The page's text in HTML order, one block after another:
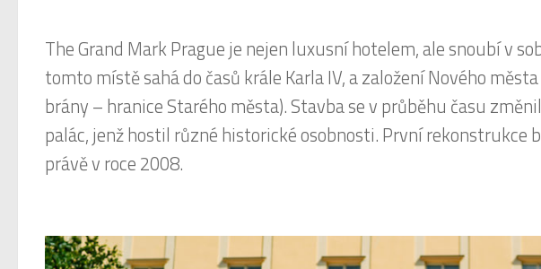
The Grand Mark Prague je nejen luxusní hotelem, ale snoubí v
tomto místě sahá do časů krále Karla IV, a založení Nového
brány – hranice Starého města). Stavba se v průběhu času
palác, jenž hostil různé historické osobnosti. První rekonstrukce
právě v roce 2008.